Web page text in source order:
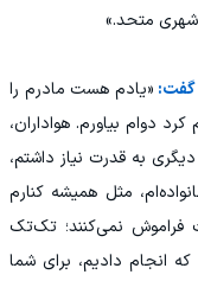
متحد.»
گفت: «یادم هست مادرم را
دوام بیاورم. هواداران،
به قدرت نیاز داشتم،
مثل همیشه کنارم
فراموش نمی‌کنند؛ تک‌تک
انجام دادیم، برای شما